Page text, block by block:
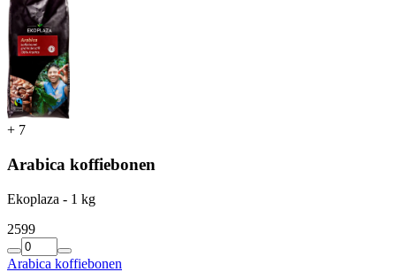
+ 7
Arabica koffiebonen
Ekoplaza - 1 kg
2599
Arabica koffiebonen